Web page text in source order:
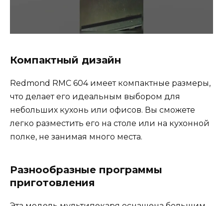
Компактный дизайн
Redmond RMC 604 имеет компактные размеры,
что делает его идеальным выбором для
небольших кухонь или офисов. Вы сможете
легко разместить его на столе или на кухонной
полке, не занимая много места.
Разнообразные программы
приготовления